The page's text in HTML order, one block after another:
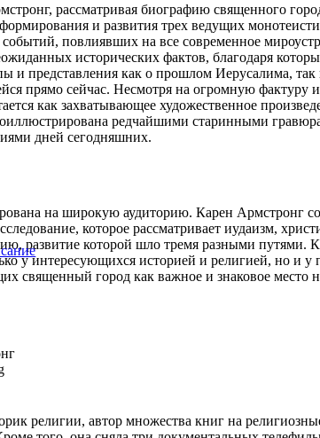
рассматривая биографию священного
и развития трех ведущих
повлиявших на все современное
исторических фактов, благодаря
и представления как о прошлом Иерусалима, так
прямо сейчас. Несмотря на огромную фактуру
как захватывающее художественное
редчайшими старинными
дней сегодняшних.
на широкую аудиторию. Карен Армстронг
которое рассматривает иудаизм,
развитие которой шло тремя разными путями.
у интересующихся историей и религией, но и у
священный город как важное и знаковое место
религии, автор множества книг на